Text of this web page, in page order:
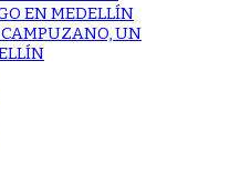
EN MEDELLÍN
CAMPUZANO, UN